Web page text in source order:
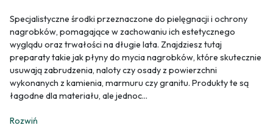
Specjalistyczne środki przeznaczone do pielęgnacji i ochrony
nagrobków, pomagające w zachowaniu ich estetycznego
wyglądu oraz trwałości na długie lata. Znajdziesz tutaj
preparaty takie jak płyny do mycia nagrobków, które skutecznie
usuwają zabrudzenia, naloty czy osady z powierzchni
wykonanych z kamienia, marmuru czy granitu. Produkty te są
łagodne dla materiału, ale jednoc...
Rozwiń